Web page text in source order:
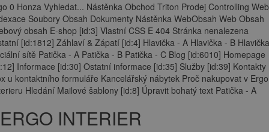
0 Honza Vyhledat... Nástěnka Obchod Triton Prodej Controlling Web
Soubory Obsah Dokumenty Nástěnka WebObsah Web Obsah
obsah E-shop [id:3] Vlastní CSS E 404 Stránka nenalezena
[id:1812] Záhlaví & Zápatí [id:4] Hlavička - A Hlavička - B
sítě Patička - A Patička - B Patička - C Blog [id:6010] Homepage
Informace [id:30] Ostatní informace [id:35] Služby [id:39] Kontakty
u kontaktního formuláře Kancelářský nábytek Proč nakupovat v Ergo
Hledání Mailové šablony [id:8] Úpravit bohatý text Patička - A
ERGO INTERIER